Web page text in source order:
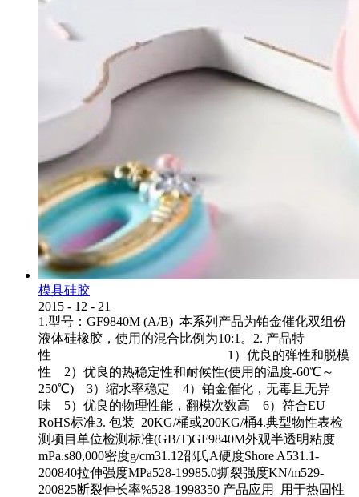
模具硅胶
2015 - 12 - 21
1.型号：GF9840M (A/B) 本系列产品为铂金催化双组份
液体硅橡胶，使用的混合比例为10:1。2. 产品特
性 1）优良的弹性和脱模
性 2）优良的热稳定性和耐候性(使用的温度-60℃～
250℃) 3）缩水率稳定 4）铂金催化，无毒且无异
味 5）优良的物理性能，翻模次数高 6）符合EU
RoHS标准3. 包装 20KG/桶或200KG/桶4.典型物性表检
测项目单位检测标准(GB/T)GF9840M外观半透明粘度
mPa.s80,000密度g/cm31.12邵氏A硬度Shore A531.1-
200840拉伸强度MPa528-19985.0撕裂强度KN/m529-
200825断裂伸长率%528-1998350 产品应用 用于热固性